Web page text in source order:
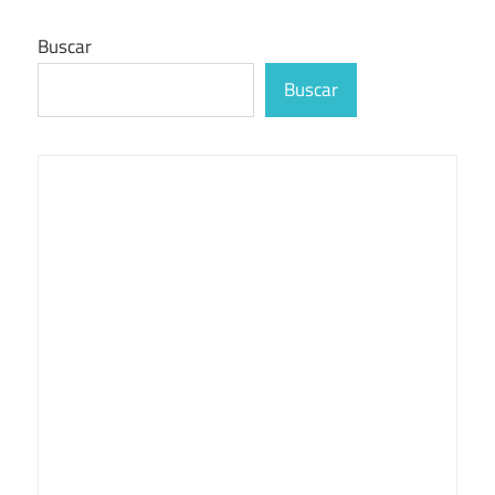
Buscar
Buscar